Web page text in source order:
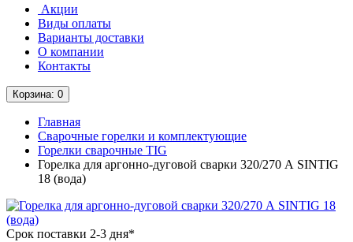
Акции
Виды оплаты
Варианты доставки
О компании
Контакты
Корзина: 0
Главная
Сварочные горелки и комплектующие
Горелки сварочные TIG
Горелка для аргонно-дуговой сварки 320/270 А SINTIG
18 (вода)
Срок поставки 2-3 дня*